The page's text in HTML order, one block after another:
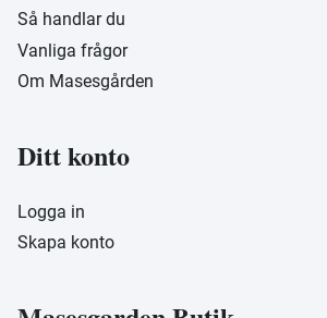
Så handlar du
Vanliga frågor
Om Masesgården
Ditt konto
Logga in
Skapa konto